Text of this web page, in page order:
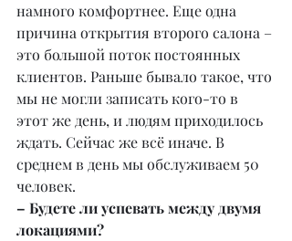
намного комфортнее. Еще одна
причина открытия второго салона –
это большой поток постоянных
клиентов. Раньше бывало такое, что
мы не могли записать кого-то в
этот же день, и людям приходилось
ждать. Сейчас же всё иначе. В
среднем в день мы обслуживаем 50
человек.
– Будете ли успевать между двумя
локациями?